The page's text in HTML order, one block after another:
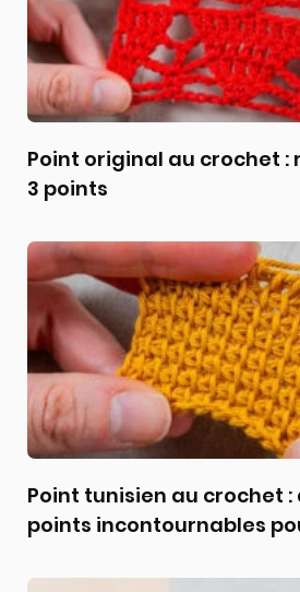
Point original au crochet :
3 points
Point tunisien au crochet :
points incontournables